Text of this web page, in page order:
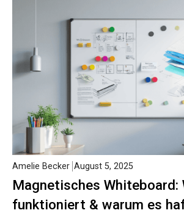
Magnetisches Whiteboard:
funktioniert & warum es
Amelie Becker August 5, 2025